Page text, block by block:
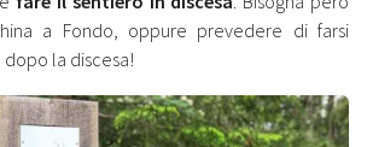
a Fondo, oppure prevedere di farsi
la discesa!